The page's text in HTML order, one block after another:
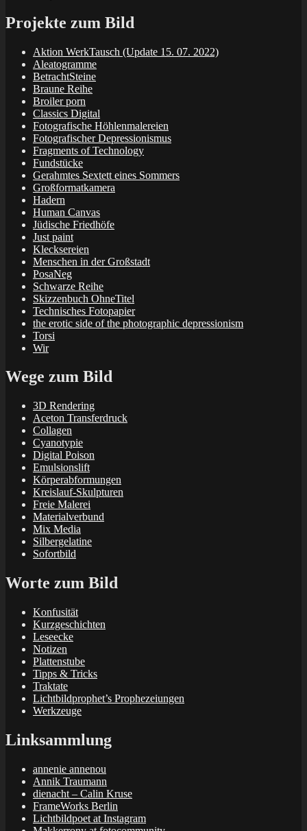
Projekte zum Bild
Aktion WerkTausch (Update 15. 07. 2022)
Aleatogramme
BetrachtSteine
Braune Reihe
Broiler porn
Classics Digital
Fotografische Höhlenmalereien
Fotografischer Depressionismus
Fragments of Technology
Fundstücke
Gerahmtes Sextett eines Sommers
Großformatkamera
Hadern
Human Canvas
Jüdische Friedhöfe
Just paint
Klecksereien
Menschen in der Großstadt
PosaNeg
Schwarze Reihe
Skizzenbuch OhneTitel
Technisches Fotopapier
the erotic side of the photographic depressionism
Torsi
Wir
Wege zum Bild
3D Rendering
Aceton Transferdruck
Collagen
Cyanotypie
Digital Poison
Emulsionslift
Körperabformungen
Kreislauf-Skulpturen
Freie Malerei
Materialverbund
Mix Media
Silbergelatine
Sofortbild
Worte zum Bild
Konfusität
Kurzgeschichten
Leseecke
Notizen
Plattenstube
Tipps & Tricks
Traktate
Lichtbildprophet’s Prophezeiungen
Werkzeuge
Linksammlung
annenie annenou
Annik Traumann
dienacht – Calin Kruse
FrameWorks Berlin
Lichtbildpoet at Instagram